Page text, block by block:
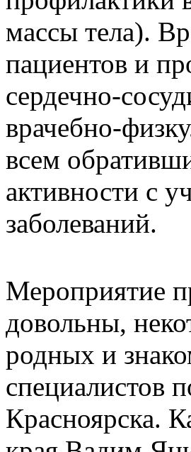
массы тела).
пациентов и
сердечно-
врачебно-
всем
активности с
заболеваний.
Мероприятие
довольны,
родных и
специалистов
Красноярска.